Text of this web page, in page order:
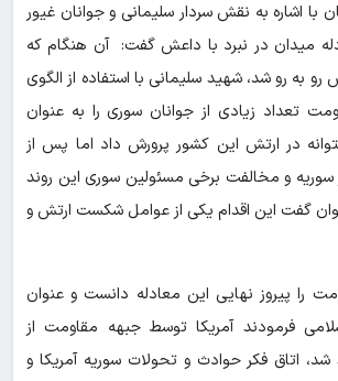
با اشاره به نقش سردار سلیمانی و جوانان غیور
میدان در نبرد با داعش گفت: آن هنگام که
به رو شد، شهید سلیمانی با استفاده از الگوی
تعداد زیادی از جوانان سوری را به عنوان
در ارتش این کشور پرورش داد اما پس از
سوریه و مخالفت برخی مسئولین سوری این روند
گفت این اقدام یکی از عوامل شکست ارتش و
را پیروز نهایی این معادله دانست و عنوان
فرمودند آمریکا توسط جبهه مقاومت از
اتاق فکر حوادث و تحولات سوریه آمریکا و